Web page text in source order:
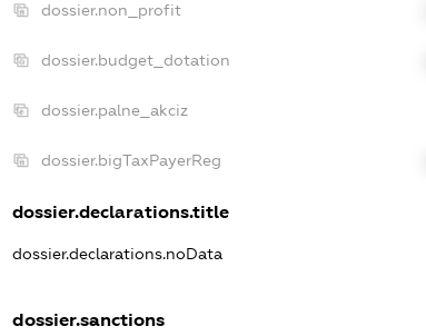
dossier.non_profit
dossier.budget_dotation
dossier.palne_akciz
dossier.bigTaxPayerReg
dossier.declarations.title
dossier.declarations.noData
dossier.sanctions